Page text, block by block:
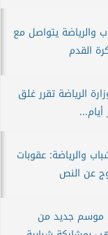
والرياضة يتواصل مع
القدم
الرياضة تقرر غلق
والرياضة: عقوبات
عن النص
موسم جديد من